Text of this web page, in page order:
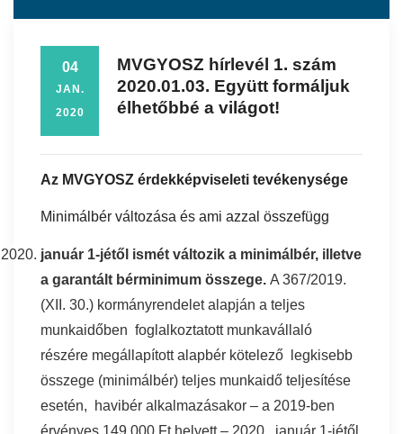
04
JAN.
2020
MVGYOSZ hírlevél 1. szám
2020.01.03. Együtt formáljuk
élhetőbbé a világot!
Az MVGYOSZ érdekképviseleti tevékenysége
Minimálbér változása és ami azzal összefügg
január 1-jétől ismét változik a minimálbér, illetve
a garantált bérminimum összege. A 367/2019.
(XII. 30.) kormányrendelet alapján a teljes
munkaidőben foglalkoztatott munkavállaló
részére megállapított alapbér kötelező legkisebb
összege (minimálbér) teljes munkaidő teljesítése
esetén, havibér alkalmazásakor – a 2019-ben
érvényes 149.000 Ft helyett – 2020. január 1-jétől